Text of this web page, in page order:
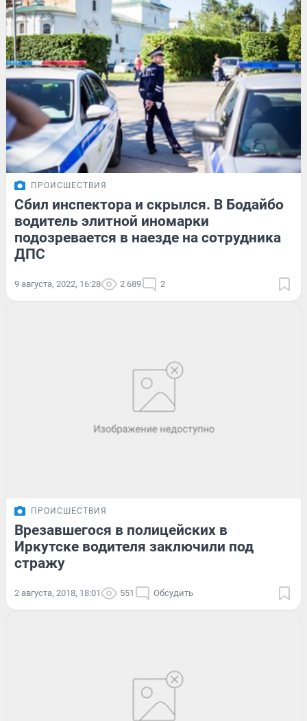
ПРОИСШЕСТВИЯ
Сбил инспектора и скрылся. В Бодайбо
водитель элитной иномарки
подозревается в наезде на сотрудника
ДПС
9 августа, 2022, 16:28 2 689 2
ПРОИСШЕСТВИЯ
Врезавшегося в полицейских в
Иркутске водителя заключили под
стражу
2 августа, 2018, 18:01 551 Обсудить